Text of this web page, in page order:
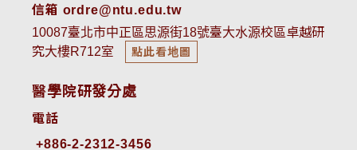
信箱 ordre@ntu.edu.tw
10087臺北市中正區思源街18號臺大水源校區卓越研
究大樓R712室
點此看地圖
醫學院研發分處
電話